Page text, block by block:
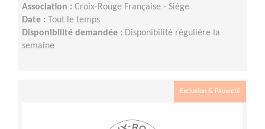
Association : Croix-Rouge Française - Siège
Date : Tout le temps
Disponibilité demandée : Disponibilité régulière la
semaine
Exclusion & Pauvreté